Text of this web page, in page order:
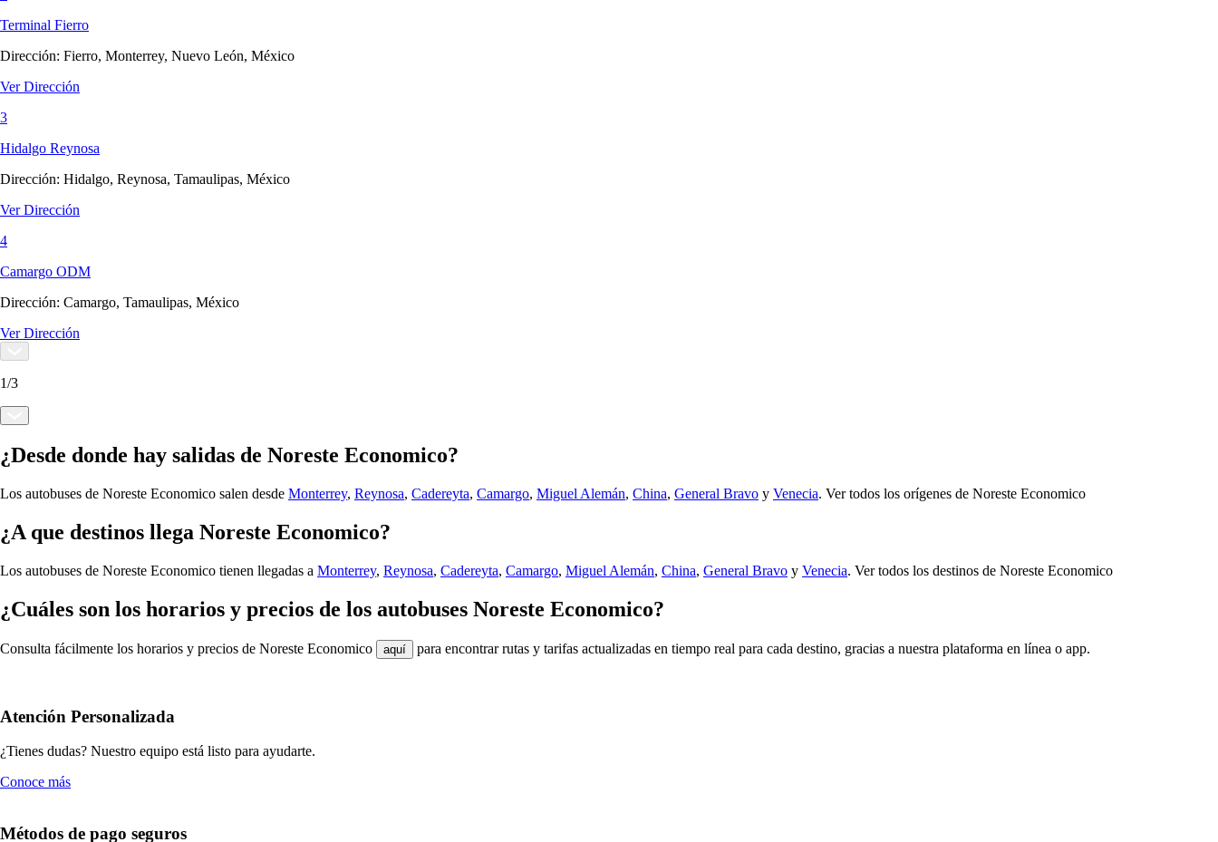
Terminal Fierro
Dirección: Fierro, Monterrey, Nuevo León, México
Ver Dirección
3
Hidalgo Reynosa
Dirección: Hidalgo, Reynosa, Tamaulipas, México
Ver Dirección
4
Camargo ODM
Dirección: Camargo, Tamaulipas, México
Ver Dirección
1/3
¿Desde donde hay salidas de Noreste Economico?
Los autobuses de Noreste Economico salen desde Monterrey, Reynosa, Cadereyta, Camargo, Miguel Alemán, China, General Bravo y Venecia. Ver todos los orígenes de Noreste Economico
¿A que destinos llega Noreste Economico?
Los autobuses de Noreste Economico tienen llegadas a Monterrey, Reynosa, Cadereyta, Camargo, Miguel Alemán, China, General Bravo y Venecia. Ver todos los destinos de Noreste Economico
¿Cuáles son los horarios y precios de los autobuses Noreste Economico?
Consulta fácilmente los horarios y precios de Noreste Economico aquí para encontrar rutas y tarifas actualizadas en tiempo real para cada destino, gracias a nuestra plataforma en línea o app.
Atención Personalizada
¿Tienes dudas? Nuestro equipo está listo para ayudarte.
Conoce más
Métodos de pago seguros